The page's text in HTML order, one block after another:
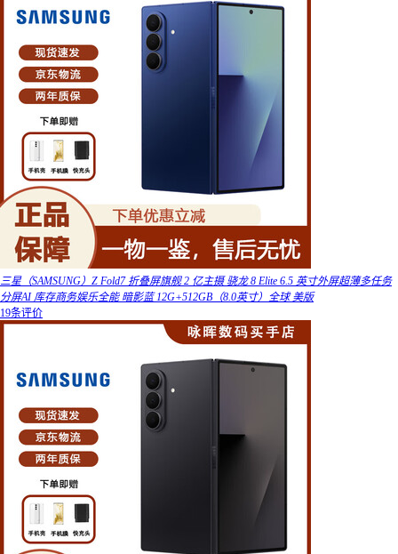
三星（SAMSUNG）Z Fold7 折叠屏旗舰 2 亿主摄 骁龙 8 Elite 6.5 英寸外屏超薄多任务
分屏AI 库存商务娱乐全能 暗影蓝 12G+512GB（8.0英寸）全球 美版
19条评价